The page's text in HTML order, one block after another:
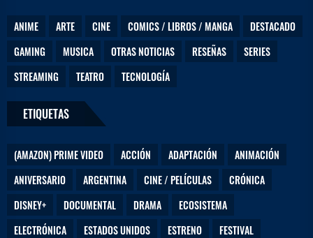
ANIME ARTE CINE COMICS / LIBROS / MANGA
DESTACADO
GAMING
MUSICA OTRAS NOTICIAS RESEÑAS
SERIES
STREAMING
TEATRO TECNOLOGÍA
ETIQUETAS
(AMAZON) PRIME VIDEO ACCIÓN ADAPTACIÓN
ANIMACIÓN
ANIVERSARIO
ARGENTINA CINE / PELÍCULAS
CRÓNICA
DISNEY+
DOCUMENTAL DRAMA
ECOSISTEMA
ELECTRÓNICA
ESTADOS UNIDOS ESTRENO
FESTIVAL